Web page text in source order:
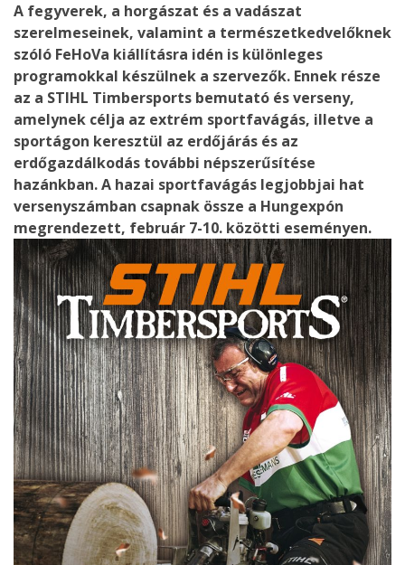
A fegyverek, a horgászat és a vadászat
szerelmeseinek, valamint a természetkedvelőknek
szóló FeHoVa kiállításra idén is különleges
programokkal készülnek a szervezők. Ennek része
az a STIHL Timbersports bemutató és verseny,
amelynek célja az extrém sportfavágás, illetve a
sportágon keresztül az erdőjárás és az
erdőgazdálkodás további népszerűsítése
hazánkban. A hazai sportfavágás legjobbjai hat
versenyszámban csapnak össze a Hungexpón
megrendezett, február 7-10. közötti eseményen.